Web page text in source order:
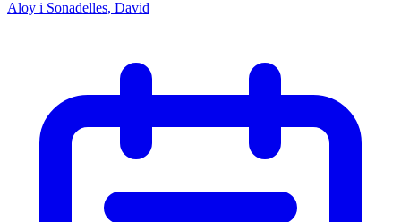
Aloy i Sonadelles, David